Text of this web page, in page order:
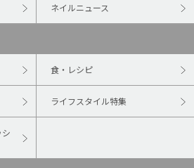
ネイルニュース
食・レシピ
ライフスタイル特集